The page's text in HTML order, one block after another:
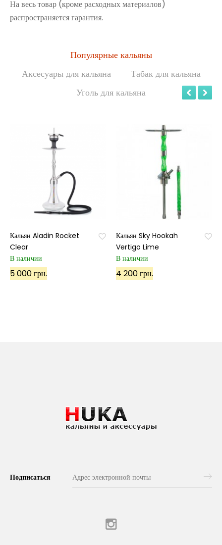
На весь товар (кроме расходных материалов)
распространяется гарантия.
Популярные кальяны
Аксесуары для кальяна
Табак для кальяна
Уголь для кальяна
Кальян Aladin Rocket
Clear
В наличии
5 000 грн.
Кальян Sky Hookah
Vertigo Lime
В наличии
4 200 грн.
Подписаться